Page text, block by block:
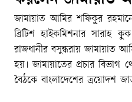
জামায়াত আমির শফিকুর
ব্রিটিশ হাইকমিশনার সারাহ
রাজধানীর বসুন্ধরায় জামায়াত
হয়। জামায়াতের প্রচার বিভাগ
বৈঠকে বাংলাদেশের ত্রয়োদশ